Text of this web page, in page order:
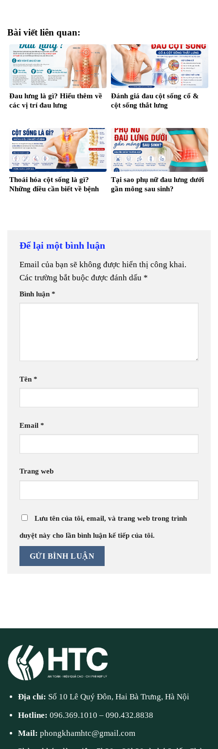
Bài viết liên quan:
Đau lưng là gì? Hiểu thêm về
các vị trí đau lưng
Đánh giá đau cột sống cổ &
cột sống thắt lưng
Thoái hóa cột sống là gì?
Những điều cần biết về bệnh
Tại sao phụ nữ đau lưng dưới
gần mông sau sinh?
Để lại một bình luận
Email của bạn sẽ không được hiển thị công khai.
Các trường bắt buộc được đánh dấu *
Bình luận *
Tên *
Email *
Trang web
Lưu tên của tôi, email, và trang web trong trình
duyệt này cho lần bình luận kế tiếp của tôi.
Địa chỉ: Số 10 Lê Quý Đôn, Hai Bà Trưng, Hà Nội
Hotline:096.369.1010 –090.432.8838
Mail:phongkhamhtc@gmail.com